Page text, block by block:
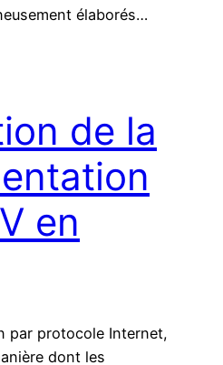
élaborés…
de la
en
par protocole Internet,
dont les